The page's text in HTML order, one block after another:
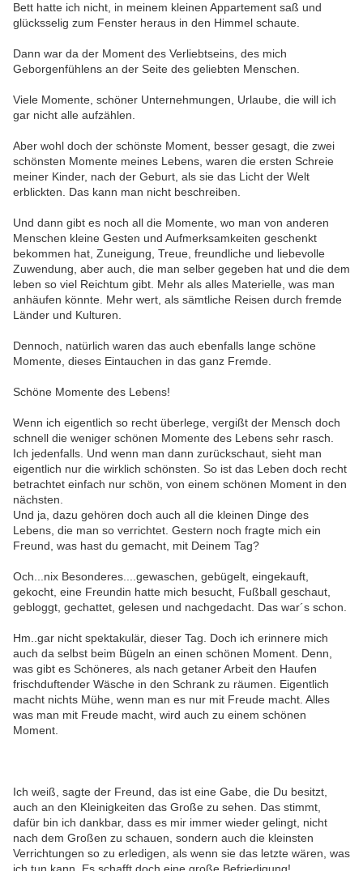
Bett hatte ich nicht, in meinem kleinen Appartement saß und
glücksselig zum Fenster heraus in den Himmel schaute.
Dann war da der Moment des Verliebtseins, des mich
Geborgenfühlens an der Seite des geliebten Menschen.
Viele Momente, schöner Unternehmungen, Urlaube, die will ich
gar nicht alle aufzählen.
Aber wohl doch der schönste Moment, besser gesagt, die zwei
schönsten Momente meines Lebens, waren die ersten Schreie
meiner Kinder, nach der Geburt, als sie das Licht der Welt
erblickten. Das kann man nicht beschreiben.
Und dann gibt es noch all die Momente, wo man von anderen
Menschen kleine Gesten und Aufmerksamkeiten geschenkt
bekommen hat, Zuneigung, Treue, freundliche und liebevolle
Zuwendung, aber auch, die man selber gegeben hat und die dem
leben so viel Reichtum gibt. Mehr als alles Materielle, was man
anhäufen könnte. Mehr wert, als sämtliche Reisen durch fremde
Länder und Kulturen.
Dennoch, natürlich waren das auch ebenfalls lange schöne
Momente, dieses Eintauchen in das ganz Fremde.
Schöne Momente des Lebens!
Wenn ich eigentlich so recht überlege, vergißt der Mensch doch
schnell die weniger schönen Momente des Lebens sehr rasch.
Ich jedenfalls. Und wenn man dann zurückschaut, sieht man
eigentlich nur die wirklich schönsten. So ist das Leben doch recht
betrachtet einfach nur schön, von einem schönen Moment in den
nächsten.
Und ja, dazu gehören doch auch all die kleinen Dinge des
Lebens, die man so verrichtet. Gestern noch fragte mich ein
Freund, was hast du gemacht, mit Deinem Tag?
Och...nix Besonderes....gewaschen, gebügelt, eingekauft,
gekocht, eine Freundin hatte mich besucht, Fußball geschaut,
gebloggt, gechattet, gelesen und nachgedacht. Das war´s schon.
Hm..gar nicht spektakulär, dieser Tag. Doch ich erinnere mich
auch da selbst beim Bügeln an einen schönen Moment. Denn,
was gibt es Schöneres, als nach getaner Arbeit den Haufen
frischduftender Wäsche in den Schrank zu räumen. Eigentlich
macht nichts Mühe, wenn man es nur mit Freude macht. Alles
was man mit Freude macht, wird auch zu einem schönen
Moment.
Ich weiß, sagte der Freund, das ist eine Gabe, die Du besitzt,
auch an den Kleinigkeiten das Große zu sehen. Das stimmt,
dafür bin ich dankbar, dass es mir immer wieder gelingt, nicht
nach dem Großen zu schauen, sondern auch die kleinsten
Verrichtungen so zu erledigen, als wenn sie das letzte wären, was